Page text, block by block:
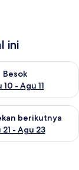
ini
10
Besok
10 - Agu 11
untuk
14 - Agu 16
berikutnya
- Agu 23
untuk